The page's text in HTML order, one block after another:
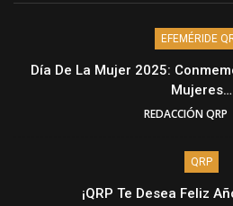
EFEMÉRIDE
Día De La Mujer 2025:
Mujeres…
REDACCIÓN QRP
QRP
¡QRP Te Desea Feliz